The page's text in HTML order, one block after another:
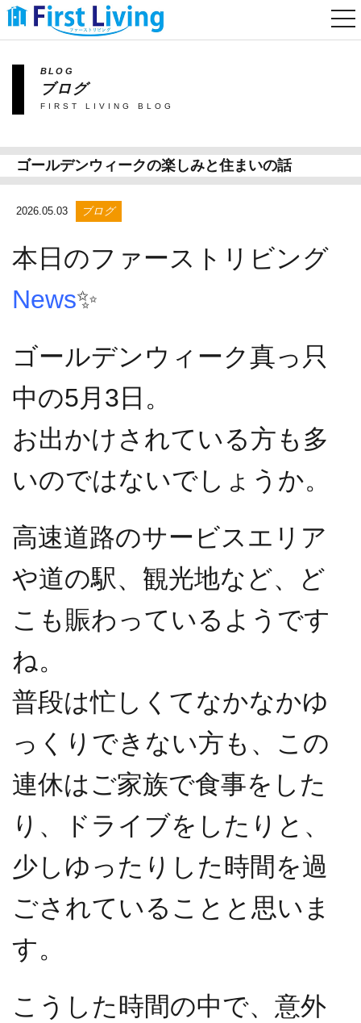
BLOG
ブログ
FIRST LIVING BLOG
ゴールデンウィークの楽しみと住まいの話
2026.05.03 ブログ
本日のファーストリビング
News✨
ゴールデンウィーク真っ只
中の5月3日。
お出かけされている方も多
いのではないでしょうか。
高速道路のサービスエリア
や道の駅、観光地など、ど
こも賑わっているようです
ね。
普段は忙しくてなかなかゆ
っくりできない方も、この
連休はご家族で食事をした
り、ドライブをしたりと、
少しゆったりした時間を過
ごされていることと思いま
す。
こうした時間の中で、意外